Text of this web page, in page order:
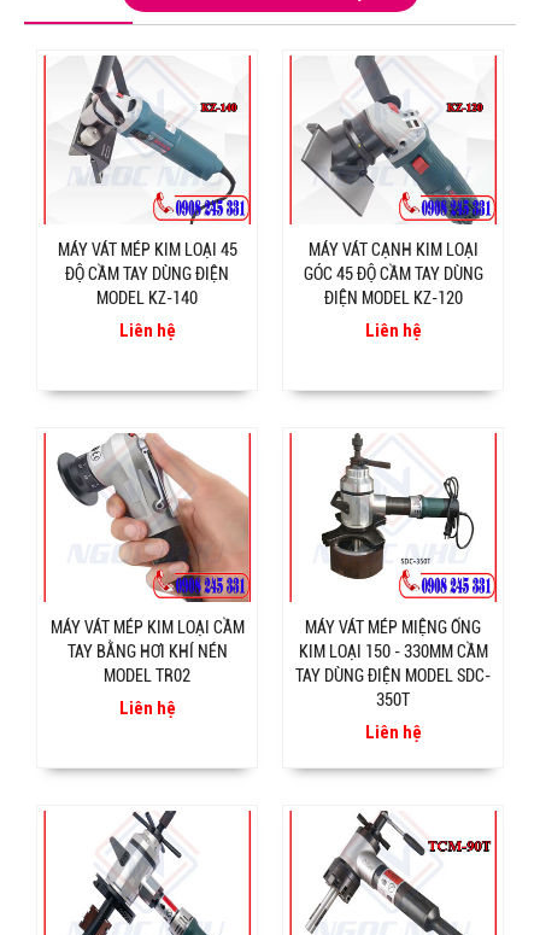
MÁY VÁT MÉP KIM LOẠI 45
ĐỘ CẦM TAY DÙNG ĐIỆN
MODEL KZ-140
Liên hệ
MÁY VÁT CẠNH KIM LOẠI
GÓC 45 ĐỘ CẦM TAY DÙNG
ĐIỆN MODEL KZ-120
Liên hệ
MÁY VÁT MÉP KIM LOẠI CẦM
TAY BẰNG HƠI KHÍ NÉN
MODEL TR02
Liên hệ
MÁY VÁT MÉP MIỆNG ỐNG
KIM LOẠI 150 - 330MM CẦM
TAY DÙNG ĐIỆN MODEL SDC-
350T
Liên hệ